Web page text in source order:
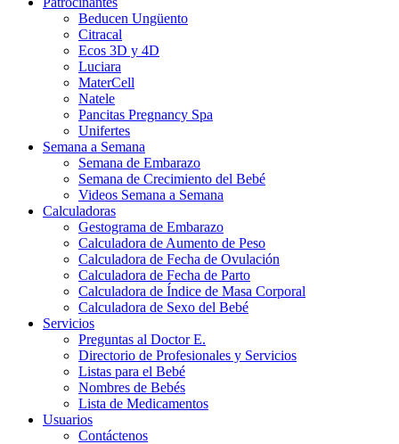
Beducen Ungüento
Citracal
Ecos 3D y 4D
Luciara
MaterCell
Natele
Pancitas Pregnancy Spa
Unifertes
Semana a Semana
Semana de Embarazo
Semana de Crecimiento del Bebé
Videos Semana a Semana
Calculadoras
Gestograma de Embarazo
Calculadora de Aumento de Peso
Calculadora de Fecha de Ovulación
Calculadora de Fecha de Parto
Calculadora de Índice de Masa Corporal
Calculadora de Sexo del Bebé
Servicios
Preguntas al Doctor E.
Directorio de Profesionales y Servicios
Listas para el Bebé
Nombres de Bebés
Lista de Medicamentos
Usuarios
Contáctenos